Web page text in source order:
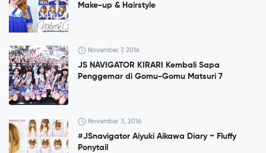
Make-up & Hairstyle
November 7, 2016
JS NAVIGATOR KIRARI Kembali Sapa
Penggemar di Gomu-Gomu Matsuri 7
November 3, 2016
#JSnavigator Aiyuki Aikawa Diary ~ Fluffy
Ponytail